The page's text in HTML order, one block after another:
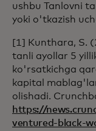
ushbu Tanlovni
yoki o'tkazish
[1]
Kunthara, S.
tanli ayollar 5
ko'rsatkichga
kapital
olishadi.
https://
ventured-black-